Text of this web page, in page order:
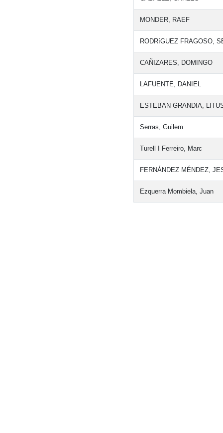
MONDER, RAEF
RODRíGUEZ FRAGOSO,
CAÑIZARES, DOMINGO
LAFUENTE, DANIEL
ESTEBAN GRANDIA,
Serras, Guilem
Turell I Ferreiro, Marc
FERNÁNDEZ MÉNDEZ,
Ezquerra Mombiela, Juan